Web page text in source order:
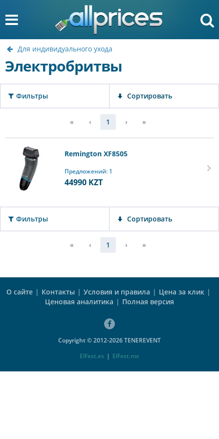
Для индивидуального ухода
Электробритвы
Фильтры Сортировать
« ‹ 1 › »
Remington XF8505
Предложений: 1
44990 KZT
Фильтры Сортировать
« ‹ 1 › »
О сайте | Контакты | Условия и правила | Цена за клик |
Ценовая аналитика | Полная версия
Copyright © 2012-2026 TENEREVENT
ElFest.es | ElFest.mx